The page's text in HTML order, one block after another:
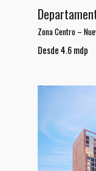
Zona Centro –
Desde 4.6 mdp